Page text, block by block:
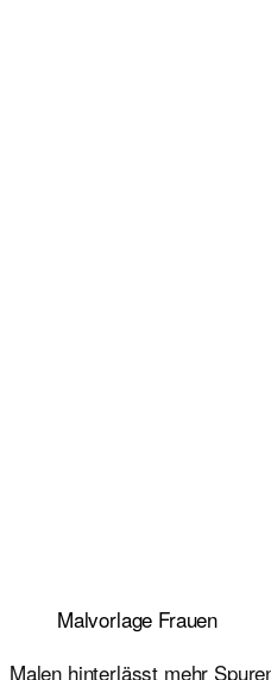
Malvorlage Frauen
Malen hinterlässt mehr